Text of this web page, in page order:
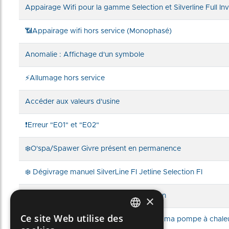
Appairage Wifi pour la gamme Selection et Silverline Full
📶Appairage wifi hors service (Monophasé)
Anomalie : Affichage d'un symbole
⚡Allumage hors service
Accéder aux valeurs d'usine
❗Erreur "E01" et "E02"
❄️O'spa/Spawer Givre présent en permanence
❄️ Dégivrage manuel SilverLine FI Jetline Selection FI
📟Installation of the control box extension
🔧 Nano : Installation et mise en route de ma pompe à
FRENCH
×
Ce site Web utilise des